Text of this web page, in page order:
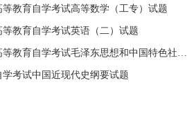
等教育自学考试高等数学（工专）试题
等教育自学考试英语（二）试题
全国2024年4月高等教育自学考试毛泽东思想和中国特色社会主义理论体系概论试题
学考试中国近现代史纲要试题